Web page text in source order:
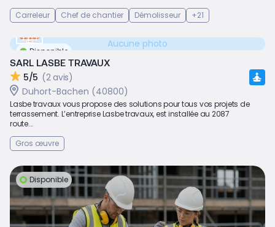
Carreleur
Chef de chantier Démolisseur +21
Disponible
Aucune photo
SARL LASBE TRAVAUX
5/5 (2 avis)
Duhort-Bachen (40800)
Lasbe travaux vous propose des solutions pour tous vos projets de
terrassement. L’entreprise Lasbe travaux, est installée au 2087
route...
Gros œuvre
Disponible